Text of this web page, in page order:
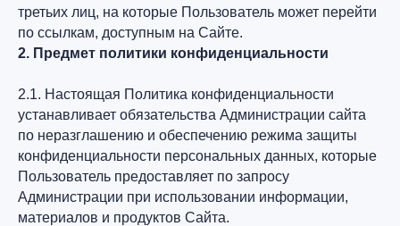
третьих лиц, на которые Пользователь может перейти
по ссылкам, доступным на Сайте.
2. Предмет политики конфиденциальности
2.1. Настоящая Политика конфиденциальности
устанавливает обязательства Администрации сайта
по неразглашению и обеспечению режима защиты
конфиденциальности персональных данных, которые
Пользователь предоставляет по запросу
Администрации при использовании информации,
материалов и продуктов Сайта.